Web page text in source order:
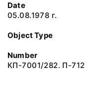
Date
05.08.1978 г.
Object Type
Number
КП-7001/282. П-712